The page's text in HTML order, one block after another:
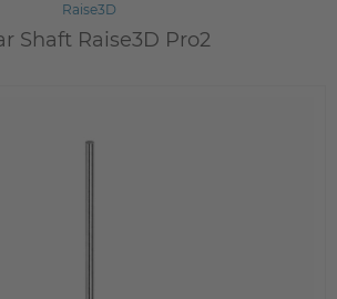
Raise3D
Shaft Raise3D Pro2